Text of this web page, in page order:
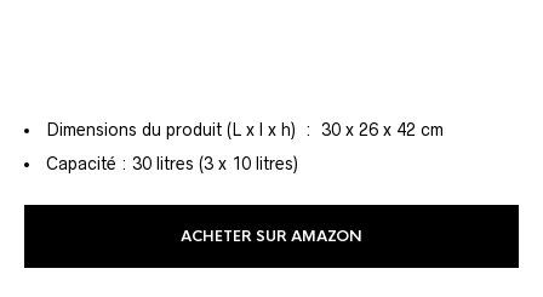
Dimensions du produit (L x l x h) ‏ : ‎ 30 x 26 x 42 cm
Capacité : 30 litres (3 x 10 litres)
ACHETER SUR AMAZON